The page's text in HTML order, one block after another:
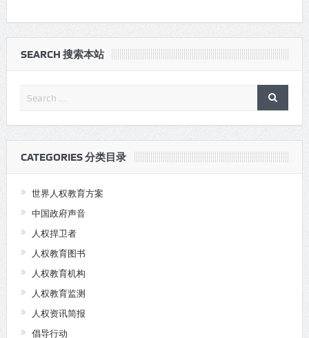
SEARCH 搜索本站
CATEGORIES 分类目录
世界人权教育方案
中国政府声音
人权捍卫者
人权教育图书
人权教育机构
人权教育监测
人权资讯简报
倡导行动